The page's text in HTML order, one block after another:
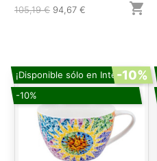
105,19 € 94,67 € 
¡Disponible sólo en Internet!
-10%
-10%